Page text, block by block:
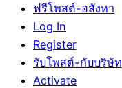
ฟรีโพสต์-อสังหา
Log In
Register
รับโพสต์-กับบริษัท
Activate